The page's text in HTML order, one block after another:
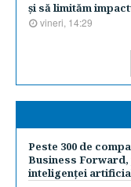
şi să limităm
vineri, 14:29
Peste 300 de
Business
inteligenței